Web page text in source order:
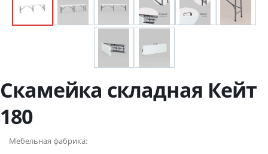
Скамейка складная Кейт
180
Мебельная фабрика: